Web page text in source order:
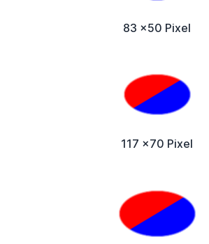
83 x50 Pixel
117 x70 Pixel